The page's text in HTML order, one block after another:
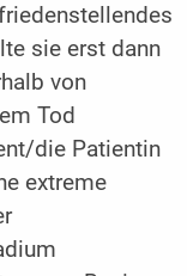
sie erst dann
von
Tod
die Patientin
extreme